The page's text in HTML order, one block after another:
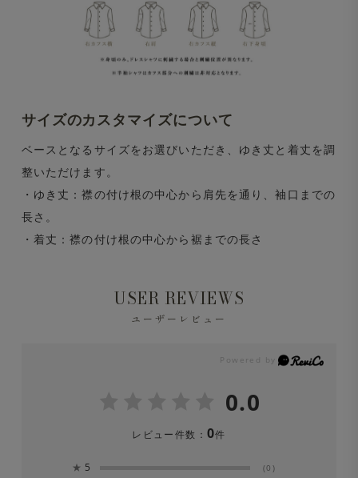
サイズのカスタマイズについて
ベースとなるサイズをお選びいただき、ゆき丈と着丈を調
整いただけます。
・ゆき丈：襟の付け根の中心から肩先を通り、袖口までの
長さ。
・着丈：襟の付け根の中心から裾までの長さ
USER REVIEWS
ユーザーレビュー
0.0
レビュー件数： 0件
★ 5 (0)